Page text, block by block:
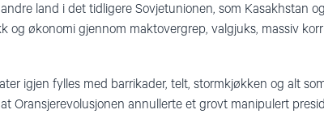
land i det tidligere Sovjetunionen, som Kasakhstan
og økonomi gjennom maktovergrep, valgjuks, massiv
igjen fylles med barrikader, telt, stormkjøkken og alt
Oransjerevolusjonen annullerte et grovt manipulert